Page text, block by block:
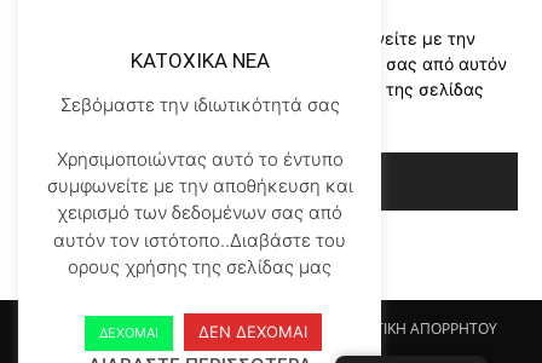
Χρησιμοποιώντας αυτό το έντυπο συμφωνείτε με την
αποθήκευση και χειρισμό των δεδομένων σας από αυτόν
τον ιστότοπο..Διαβάστε του ορους χρήσης της σελίδας
μας*
Αρχικη KATOHIKA NEA Login Register
ΠΟΛΙΤΙΚΗ ΑΠΟΡΡΗΤΟΥ
ΟΡΟΙ ΧΡΗΣΗΣ
ΕΠΙΚΟΙΝΩΝΙΑ
KATOXIKA NEA
Σεβόμαστε την ιδιωτικότητά σας
Χρησιμοποιώντας αυτό το έντυπο
συμφωνείτε με την αποθήκευση και
χειρισμό των δεδομένων σας από
αυτόν τον ιστότοπο..Διαβάστε του
ορους χρήσης της σελίδας μας
ΔΕΧΟΜΑΙ ΔΕΝ ΔΕΧΟΜΑΙ